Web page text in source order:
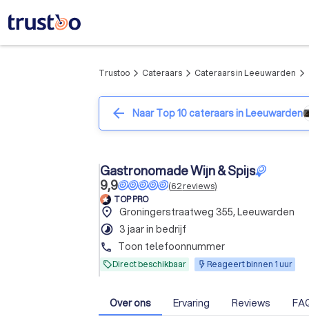
Trustoo arrow_forward_ios Cateraars arrow_forward_ios Cateraars in Leeuwarden arrow_forward_ios
arrow_back Naar Top 10 cateraars in Leeuwarden
Gastronomade Wijn & Spijs
9,9
(62reviews)
TOP PRO
place Groningerstraatweg 355, Leeuwarden
timelapse 3 jaar in bedrijf
phone Toon telefoonnummer
Direct beschikbaar Reageert binnen 1 uur
Over ons Ervaring Reviews